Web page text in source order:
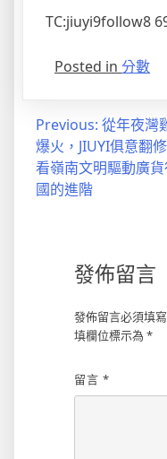
TC:jiuyi9follow8
Posted in 分數
Previous: 從年夜灣
爆火，JIUYI俱意翻
看嶺南文明驅動廣
國的進階
發佈留言
發佈留言必須填
填欄位標示為 *
留言 *